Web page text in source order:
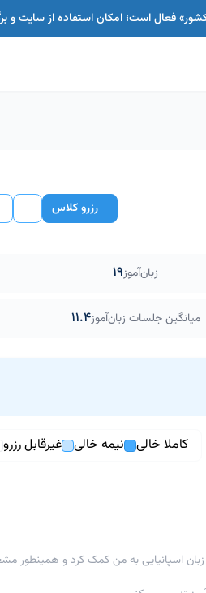
کشور» فعال است؛ امکان استفاده از سایت
رزرو کلاس
زبان‌آموز19
میانگین جلسات زبان‌آموز11.4
-
کاملا خالی نیمه خالی غیرقابل رزرو
زبان اسپانیایی به من کمک کرد و همینطور